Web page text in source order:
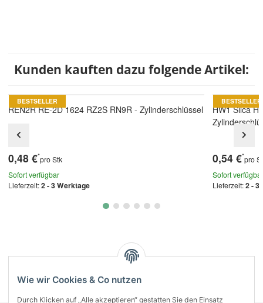
Kunden kauften dazu folgende Artikel:
BESTSELLER
REN2R RE-2D 1624 RZ2S RN9R - Zylinderschlüssel
0,48 €*pro Stk
Sofort verfügbar
Lieferzeit:2 - 3 Werktage
BESTSELLER
HW1 Silca
0,54 €*pro
Sofort verfügbar
Lieferzeit:2 - 3
Wie wir Cookies & Co nutzen
Durch Klicken auf „Alle akzeptieren“ gestatten Sie den Einsatz